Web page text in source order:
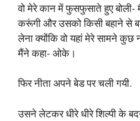
वो मेरे कान में फुसफुसाते हुए बोली-
करूंगी और उसको किसी बहाने से
लेना क्योंकि वो यहां मेरे सामने कुछ
मैंने कहा- ओके।
फिर नीता अपने बेड पर चली गयी.
उसने लेटकर धीरे धीरे शिल्पी के